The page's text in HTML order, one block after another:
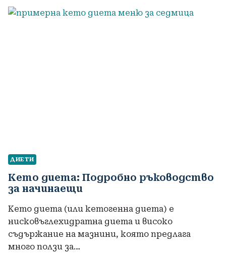
ДИЕТИ
Кето диета: Подробно ръководство
за начинаещи
Кето диета (или кетогенна диета) е
нисковъглехидратна диета и високо
съдържание на мазнини, която предлага
много ползи за…